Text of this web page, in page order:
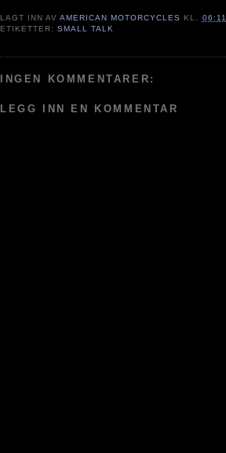
LAGT INN AVAMERICAN MOTORCYCLES KL. 06:11
ETIKETTER:SMALL TALK
INGEN KOMMENTARER:
LEGG INN EN KOMMENTAR